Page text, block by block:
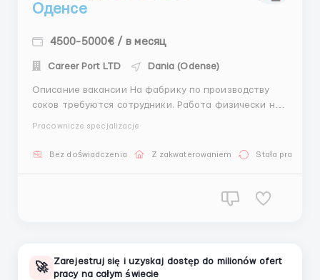
Оденсе
4500-5000€ / в месяц
Career Port LTD Dania (Odense)
Описание вакансии На фабрику по производству
соков требуются сотрудники. Работа физически не
12 часов в день, в 5-6 дней в неделю, с
Pracownicze specjalizacje
Bez doświadczenia Z zakwaterowaniem Stała praca
🚀
Zarejestruj się i uzyskaj dostęp do milionów ofert
pracy na całym świecie